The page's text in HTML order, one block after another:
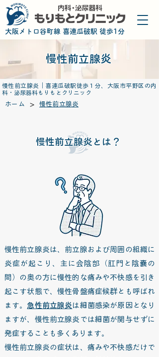
​大阪メトロ谷町線 喜連瓜破駅 徒歩1分
慢性前立腺炎
慢性前立腺炎｜喜連瓜破駅徒歩１分、大阪市平野区の内
科・泌尿器科もりもとクリニック
ホーム > 慢性前立腺炎
慢性前立腺炎とは？
慢性前立腺炎は、前立腺および周囲の組織に
炎症が起こり、主に会陰部（肛門と陰嚢の
間）の奥の方に慢性的な痛みや不快感を引き
起こす状態で、慢性骨盤痛症候群とも呼ばれ
ます。 急性前立腺炎 は細菌感染が原因となり
ますが、慢性前立腺炎では細菌が関与せずに
発症することも多くあります。
慢性前立腺炎の症状は、痛みや不快感だけで